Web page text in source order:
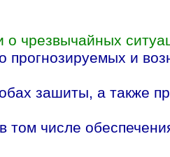
чрезвычайных
и
зашиты, а также
том числе